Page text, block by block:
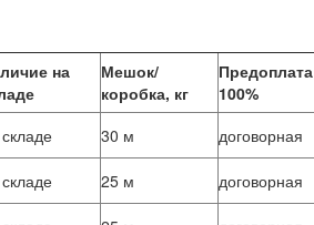
на
Мешок/
коробка, кг
Предоплата
100%
30 м
договорная
25 м
договорная